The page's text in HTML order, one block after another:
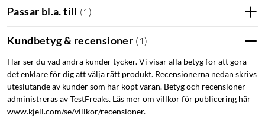
Passar bl.a. till (1)
Kundbetyg & recensioner ( 1)
Här ser du vad andra kunder tycker. Vi visar alla betyg för att göra
det enklare för dig att välja rätt produkt. Recensionerna nedan skrivs
uteslutande av kunder som har köpt varan. Betyg och recensioner
administreras av TestFreaks. Läs mer om villkor för publicering här
www.kjell.com/se/villkor/recensioner.